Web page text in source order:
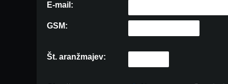
E-mail:
GSM:
Št. aranžmajev: